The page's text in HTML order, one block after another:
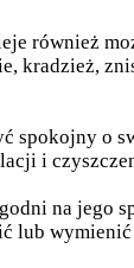
również
kradzież,
spokojny o
i
na jego
lub